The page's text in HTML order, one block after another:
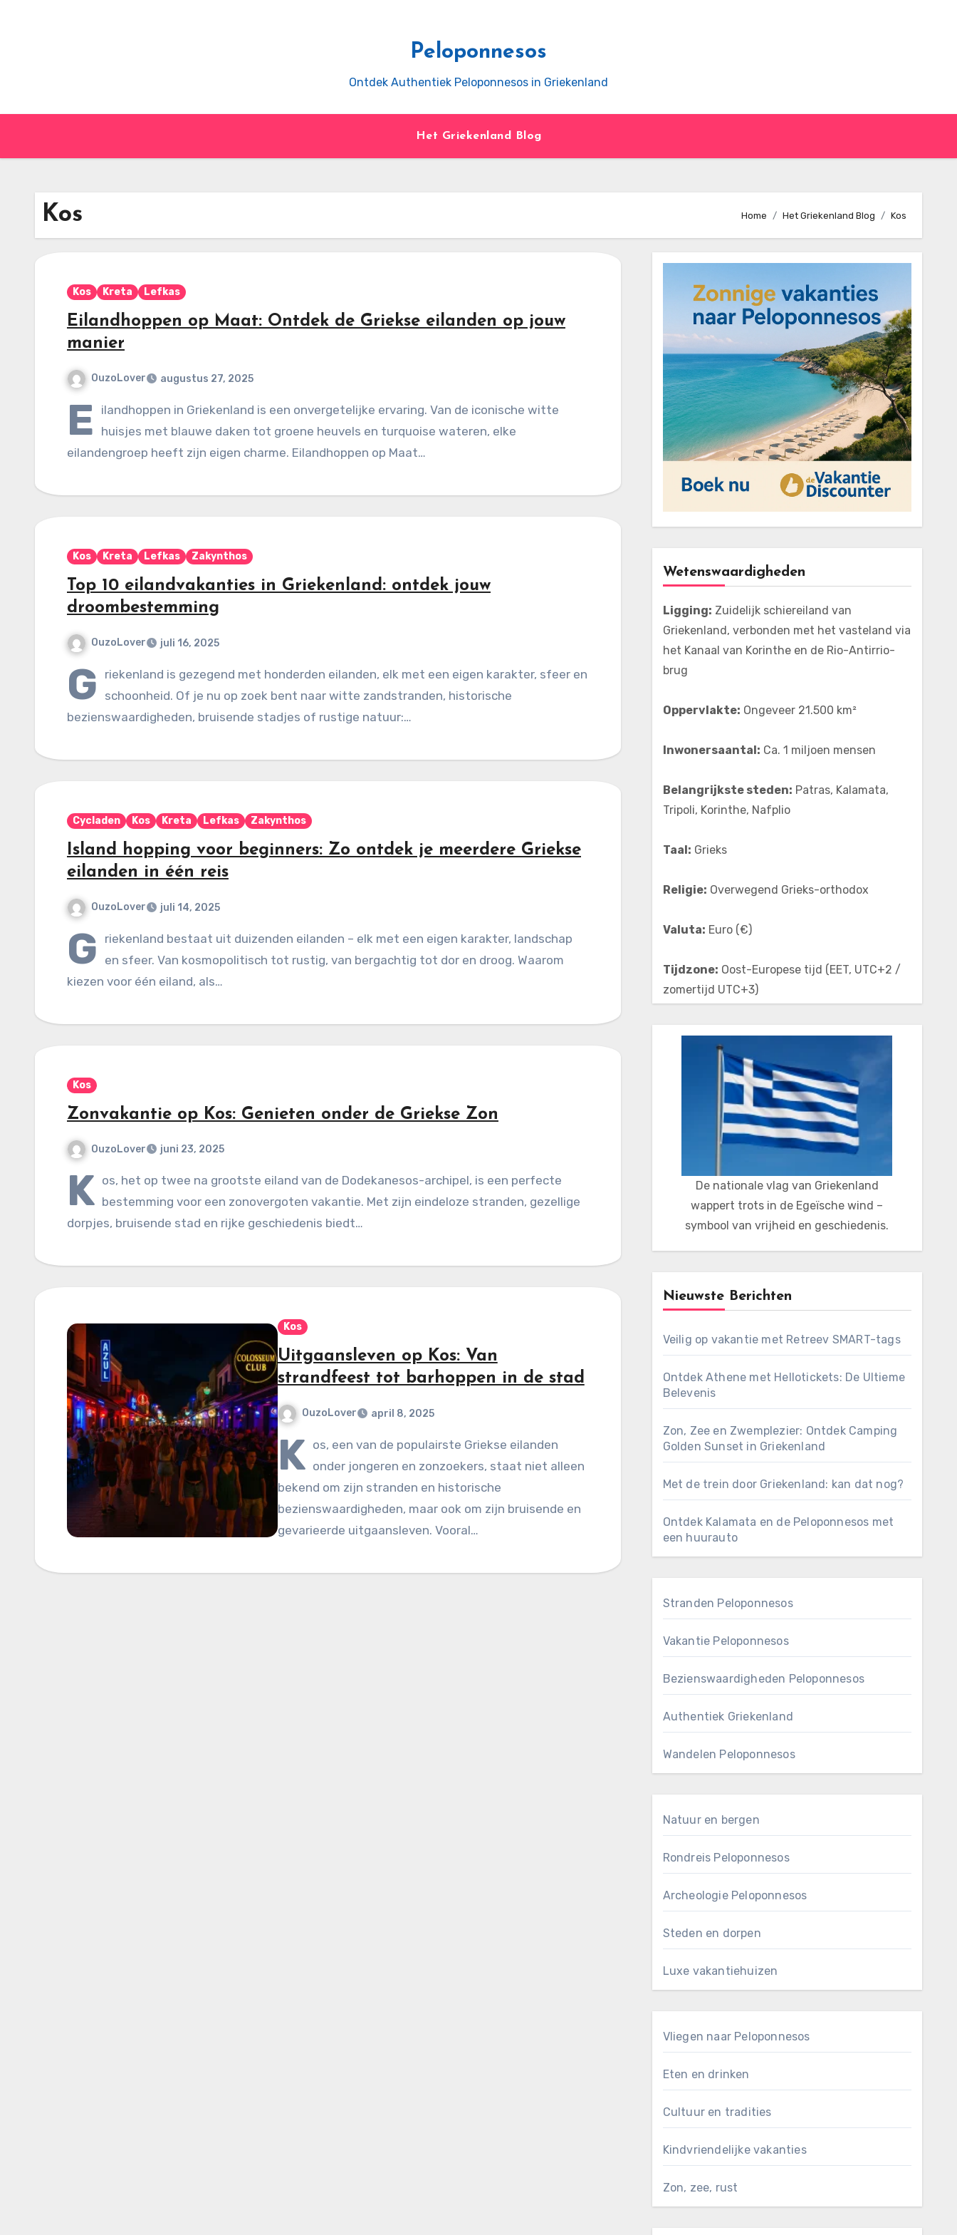
Peloponnesos
Ontdek Authentiek Peloponnesos in Griekenland
Het Griekenland Blog
Kos Home Het Griekenland Blog Kos
Kos Kreta Lefkas
Eilandhoppen op Maat: Ontdek de Griekse eilanden op jouw
manier
OuzoLover augustus 27, 2025
E
ilandhoppen in Griekenland is een onvergetelijke ervaring. Van de iconische witte
huisjes met blauwe daken tot groene heuvels en turquoise wateren, elke
eilandengroep heeft zijn eigen charme. Eilandhoppen op Maat…
Kos Kreta Lefkas Zakynthos
Top 10 eilandvakanties in Griekenland: ontdek jouw
droombestemming
OuzoLover juli 16, 2025
G
riekenland is gezegend met honderden eilanden, elk met een eigen karakter, sfeer en
schoonheid. Of je nu op zoek bent naar witte zandstranden, historische
bezienswaardigheden, bruisende stadjes of rustige natuur:…
Cycladen Kos Kreta Lefkas Zakynthos
Island hopping voor beginners: Zo ontdek je meerdere Griekse
eilanden in één reis
OuzoLover juli 14, 2025
G
riekenland bestaat uit duizenden eilanden – elk met een eigen karakter, landschap
en sfeer. Van kosmopolitisch tot rustig, van bergachtig tot dor en droog. Waarom
kiezen voor één eiland, als…
Kos
Zonvakantie op Kos: Genieten onder de Griekse Zon
OuzoLover juni 23, 2025
K os, het op twee na grootste eiland van de Dodekanesos-archipel, is een perfecte
bestemming voor een zonovergoten vakantie. Met zijn eindeloze stranden, gezellige
dorpjes, bruisende stad en rijke geschiedenis biedt…
Kos
Uitgaansleven op Kos: Van
strandfeest tot barhoppen in de stad
OuzoLover april 8, 2025
K os, een van de populairste Griekse eilanden
onder jongeren en zonzoekers, staat niet alleen
bekend om zijn stranden en historische
bezienswaardigheden, maar ook om zijn bruisende en
gevarieerde uitgaansleven. Vooral…
Wetenswaardigheden
Ligging: Zuidelijk schiereiland van
Griekenland, verbonden met het vasteland via
het Kanaal van Korinthe en de Rio-Antirrio-
brug
Oppervlakte: Ongeveer 21.500 km²
Inwonersaantal: Ca. 1 miljoen mensen
Belangrijkste steden: Patras, Kalamata,
Tripoli, Korinthe, Nafplio
Taal: Grieks
Religie: Overwegend Grieks-orthodox
Valuta: Euro (€)
Tijdzone: Oost-Europese tijd (EET, UTC+2 /
zomertijd UTC+3)
De nationale vlag van Griekenland
wappert trots in de Egeïsche wind –
symbool van vrijheid en geschiedenis.
Nieuwste Berichten
Veilig op vakantie met Retreev SMART-tags
Ontdek Athene met Hellotickets: De Ultieme
Belevenis
Zon, Zee en Zwemplezier: Ontdek Camping
Golden Sunset in Griekenland
Met de trein door Griekenland: kan dat nog?
Ontdek Kalamata en de Peloponnesos met
een huurauto
Stranden Peloponnesos
Vakantie Peloponnesos
Bezienswaardigheden Peloponnesos
Authentiek Griekenland
Wandelen Peloponnesos
Natuur en bergen
Rondreis Peloponnesos
Archeologie Peloponnesos
Steden en dorpen
Luxe vakantiehuizen
Vliegen naar Peloponnesos
Eten en drinken
Cultuur en tradities
Kindvriendelijke vakanties
Zon, zee, rust